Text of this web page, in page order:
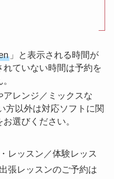
」と表示される時間が
ていない時間は予約を
レンジ／ミックスな
方以外は対応ソフトに関
選びください。
レッスン／体験レッス
張レッスンのご予約は